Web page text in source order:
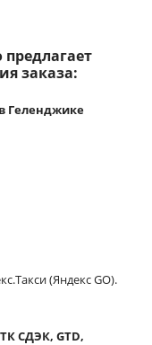
заказа:
Геленджике
(Яндекс GO).
СДЭК, GTD,